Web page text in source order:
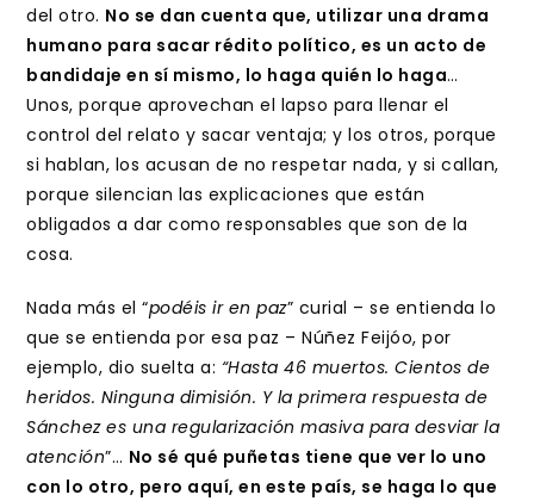
del otro. No se dan cuenta que, utilizar una drama
humano para sacar rédito político, es un acto de
bandidaje en sí mismo, lo haga quién lo haga…
Unos, porque aprovechan el lapso para llenar el
control del relato y sacar ventaja; y los otros, porque
si hablan, los acusan de no respetar nada, y si callan,
porque silencian las explicaciones que están
obligados a dar como responsables que son de la
cosa.
Nada más el “podéis ir en paz” curial – se entienda lo
que se entienda por esa paz – Núñez Feijóo, por
ejemplo, dio suelta a: “Hasta 46 muertos. Cientos de
heridos. Ninguna dimisión. Y la primera respuesta de
Sánchez es una regularización masiva para desviar la
atención”… No sé qué puñetas tiene que ver lo uno
con lo otro, pero aquí, en este país, se haga lo que